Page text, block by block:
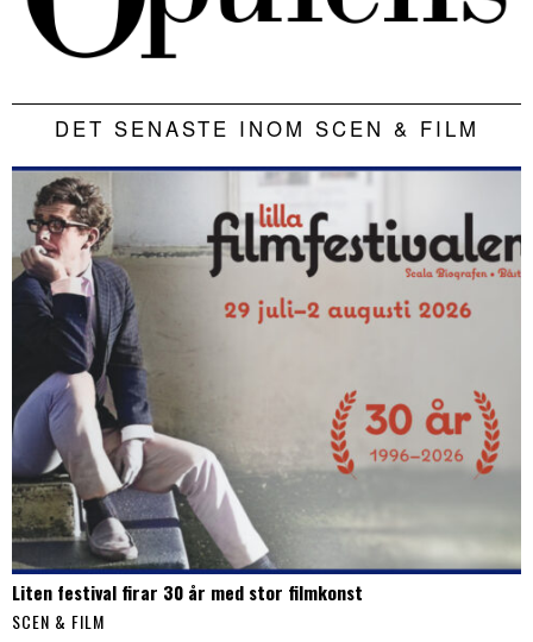
DET SENASTE INOM SCEN & FILM
Liten festival firar 30 år med stor filmkonst
SCEN & FILM